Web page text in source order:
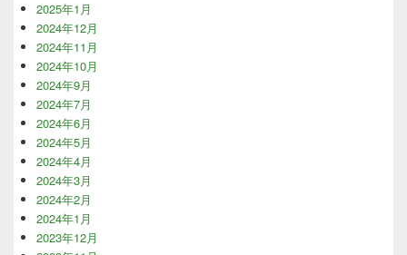
2025年1月
2024年12月
2024年11月
2024年10月
2024年9月
2024年7月
2024年6月
2024年5月
2024年4月
2024年3月
2024年2月
2024年1月
2023年12月